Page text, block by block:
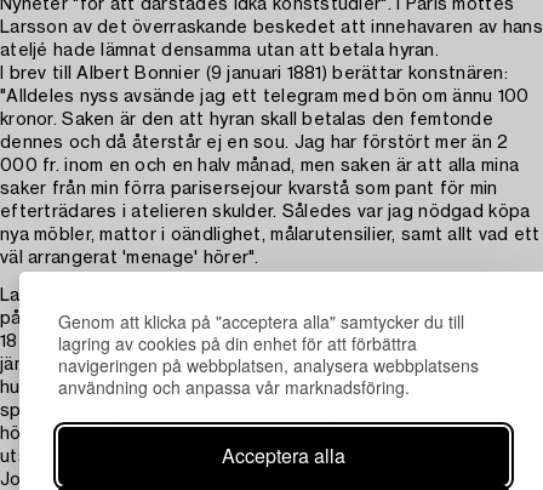
Genom att klicka på "acceptera alla" samtycker du till
lagring av cookies på din enhet för att förbättra
navigeringen på webbplatsen, analysera webbplatsens
användning och anpassa vår marknadsföring.
Acceptera alla
Nyheter "för att därstädes idka konststudier". I Paris möttes
Larsson av det överraskande beskedet att innehavaren av hans
ateljé hade lämnat densamma utan att betala hyran.
I brev till Albert Bonnier (9 januari 1881) berättar konstnären:
"Alldeles nyss avsände jag ett telegram med bön om ännu 100
kronor. Saken är den att hyran skall betalas den femtonde
dennes och då återstår ej en sou. Jag har förstört mer än 2
000 fr. inom en och en halv månad, men saken är att alla mina
saker från min förra parisersejour kvarstå som pant för min
efterträdares i atelieren skulder. Således var jag nödgad köpa
nya möbler, mattor i oändlighet, målarutensilier, samt allt vad ett
väl arrangerat 'menage' hörer".
Larsson gav, trots perioder av missmod, inte upp utan stretade
på. Georg Nordensvan skriver i "Carl Larsson. Första delen.
1853-1890", 1920: "Nu hyrde han en gammal fotografiateljé
jämte våning på 4 rum och fick en egen trevlig trädgård med
hundkoja - han måste alltså köpa sig en hund också, men den
sprang sin väg. Hans residens var beläget vid rue Lepic på
höjden av Montmartre och från trädgården hade han en härlig
utsikt över hela Paris. Helt nära låg rue Gabrielle, där
Josephson hade sin hemvist med Birger som inhysing".